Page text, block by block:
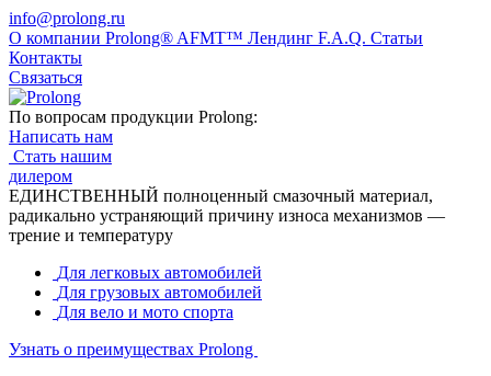
info@prolong.ru
О компании Prolong® AFMT™ Лендинг F.A.Q. Статьи
Контакты
Связаться
По вопросам продукции Prolong:
Написать нам
Стать нашим
дилером
ЕДИНСТВЕННЫЙ полноценный смазочный материал,
радикально устраняющий причину износа механизмов —
трение и температуру
Для легковых автомобилей
Для грузовых автомобилей
Для вело и мото спорта
Узнать о преимуществах Prolong